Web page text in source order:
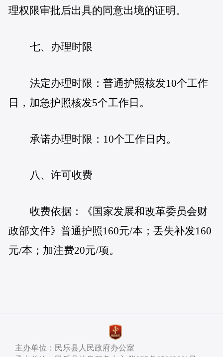
理权限审批后出具的同意出境的证明。
七、办理时限
法定办理时限：普通护照核发10个工作
日，加急护照核发5个工作日。
承诺办理时限：10个工作日内。
八、许可收费
收费依据：《国家发展和改革委员会财
政部文件》普通护照160元/本；丢失补发160
元/本；加注费20元/项。
主办单位：民乐县人民政府办公室